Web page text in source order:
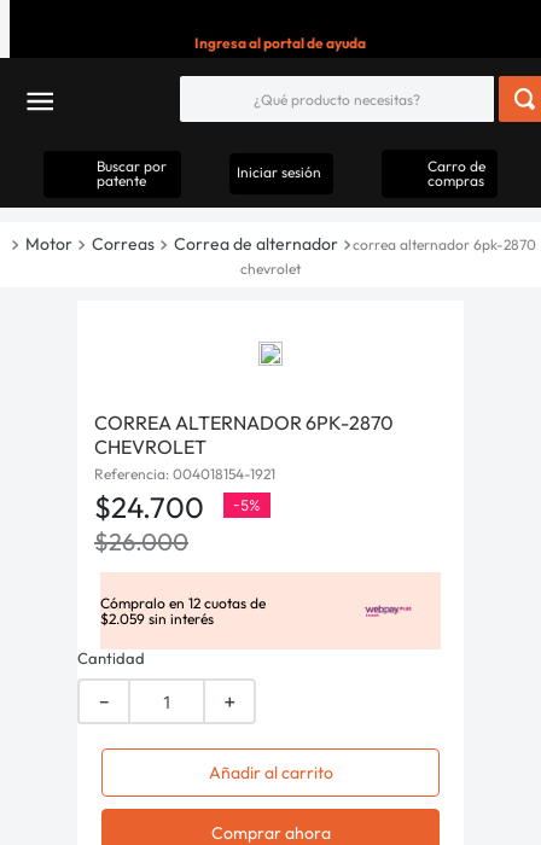
Ingresa al portal de ayuda
Buscar por
patente
Iniciar sesión
Carro de
compras
Motor Correas Correa de alternador
correa alternador 6pk-2870
chevrolet
CORREA ALTERNADOR 6PK-2870
CHEVROLET
Referencia: 004018154-1921
$24.700 -5%
$26.000
Cómpralo en 12 cuotas de
$2.059 sin interés
Cantidad
＋
－
Añadir al carrito
Comprar ahora